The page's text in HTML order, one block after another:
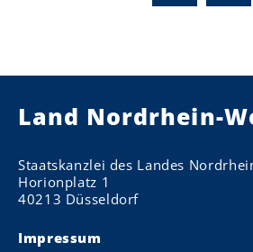
Land Nordrhein-
Staatskanzlei des Landes
Horionplatz 1
40213 Düsseldorf
Impressum